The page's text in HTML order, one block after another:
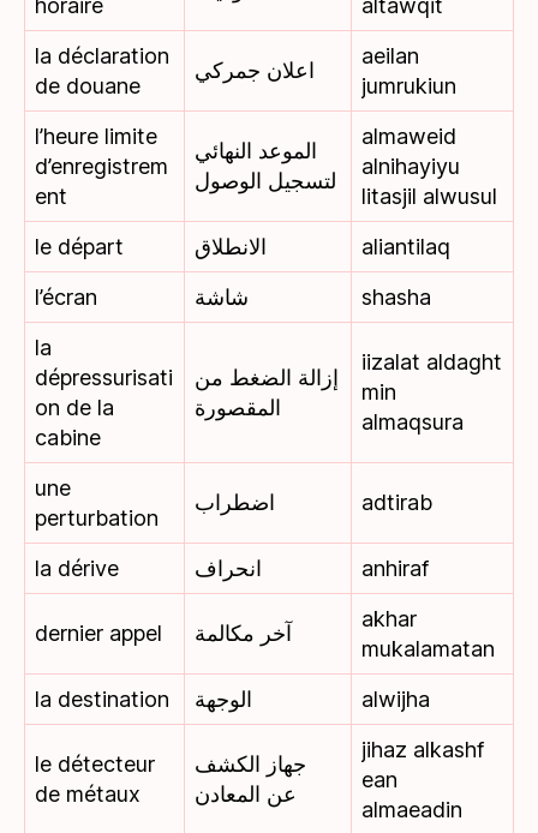
la déclaration
de douane
اعلان جمركي
aeilan
jumrukiun
l’heure limite
d’enregistrem
ent
الموعد النهائي
لتسجيل الوصول
almaweid
alnihayiyu
litasjil alwusul
le départ
الانطلاق
aliantilaq
l’écran
شاشة
shasha
la
dépressurisati
on de la
cabine
إزالة الضغط من
المقصورة
iizalat aldaght
min
almaqsura
une
perturbation
اضطراب adtirab
la dérive انحراف anhiraf
dernier appel آخر مكالمة
akhar
mukalamatan
la destination
الوجهة alwijha
le détecteur
de métaux
جهاز الكشف
عن المعادن
jihaz alkashf
ean
almaeadin